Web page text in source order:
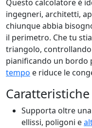
Questo calcolatore è
ingegneri, architetti,
chiunque abbia
il perimetro. Che tu
triangolo,
pianificando un bordo
tempo e riduce le
Supporta oltre
ellissi, poligoni e